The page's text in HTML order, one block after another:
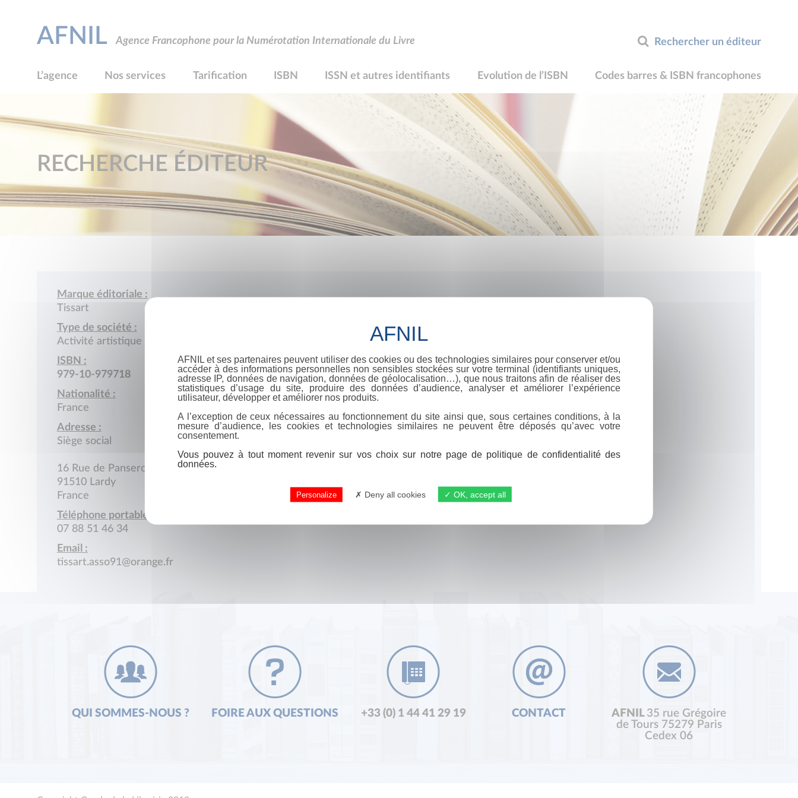
Rechercher un éditeur
AFNIL Agence Francophone pour la Numérotation Internationale du Livre
L’agence Nos services Tarification ISBN ISSN et autres identifiants Evolution de l’ISBN Codes barres & ISBN francophones
RECHERCHE ÉDITEUR
Marque éditoriale :
Tissart
Type de société :
Activité artistique (peinture, sculpture…)
ISBN :
979-10-979718
Nationalité :
France
Adresse :
Siège social
16 Rue de Panserot
91510 Lardy
France
Téléphone portable :
07 88 51 46 34
Email :
tissart.asso91@orange.fr
QUI SOMMES-NOUS ? FOIRE AUX QUESTIONS +33 (0) 1 44 41 29 19 CONTACT AFNIL 35 rue Grégoire
de Tours 75279 Paris
Cedex 06
AFNIL et ses partenaires peuvent utiliser des cookies ou des technologies similaires pour conserver et/ou
accéder à des informations personnelles non sensibles stockées sur votre terminal (identifiants uniques,
adresse IP, données de navigation, données de géolocalisation…), que nous traitons afin de réaliser des
statistiques d’usage du site, produire des données d’audience, analyser et améliorer l’expérience
utilisateur, développer et améliorer nos produits.
A l’exception de ceux nécessaires au fonctionnement du site ainsi que, sous certaines conditions, à la
mesure d’audience, les cookies et technologies similaires ne peuvent être déposés qu’avec votre
consentement.
Vous pouvez à tout moment revenir sur vos choix sur notre page de politique de confidentialité des
données.
Personalize Deny all cookies OK, accept all